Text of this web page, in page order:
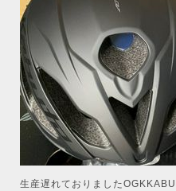
生産遅れておりました